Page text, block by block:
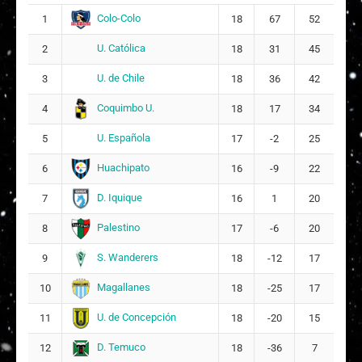
3
26
4
Consuelo Fabiola Martínez Brange
Constanza Belén Alarcón Lobos
Antonella Anahís Rivera Ibacache
9
29 Francisca Alejandra Seura Díaz
DT: Ignacio González
1 Colo-Colo 18 67 52
2 U. Católica 18 31 45
3 U. de Chile 18 36 42
4 Coquimbo U. 18 17 34
5 U. Española 17 -2 25
6 Huachipato 16 -9 22
7 D. Iquique 16 1 20
8 Palestino 17 -6 20
9 S. Wanderers 18 -12 17
10 Magallanes 18 -25 17
11 U. de Concepción 18 -20 15
12 D. Temuco 18 -36 7